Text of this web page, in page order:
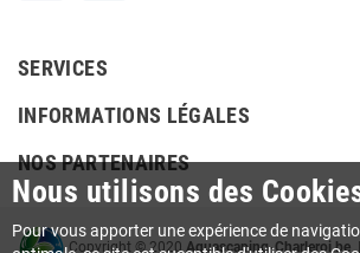
SERVICES
INFORMATIONS LÉGALES
NOS PARTENAIRES
Copyright © 2020Aquascaping-Charleroi.be|
Nous utilisons des
Pour vous apporter une expérience de